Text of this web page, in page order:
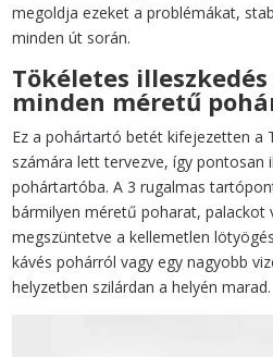
megoldja ezeket a problémákat,
minden út során.
Tökéletes
minden méretű
Ez a pohártartó betét kifejezetten a
számára lett tervezve, így pontosan
pohártartóba. A 3 rugalmas
bármilyen méretű poharat, palackot
megszüntetve a kellemetlen
kávés pohárról vagy egy nagyobb
helyzetben szilárdan a helyén marad.